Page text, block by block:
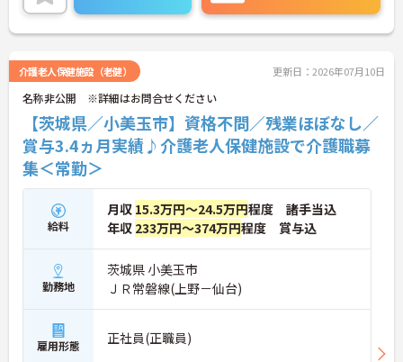
細をお話致しますのでお気軽にご相談ください。
介護老人保健施設（老健） 更新日：2026年07月10日
名称非公開 ※詳細はお問合せください
【茨城県／小美玉市】資格不問／残業ほぼなし／
賞与3.4ヵ月実績♪介護老人保健施設で介護職募
集＜常勤＞
給料
月収 15.3万円～24.5万円程度 諸手当込
年収 233万円～374万円程度 賞与込
勤務地
茨城県 小美玉市
ＪＲ常磐線(上野－仙台)
雇用形態 正社員(正職員)